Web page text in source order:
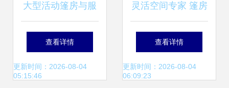
大型活动篷房与服
装会展篷房 广州篷
房租赁与玉林篷房
查看详情
更新时间：2026-08-04
05:15:46
灵活空间专家 篷房
出租与出售指南
查看详情
更新时间：2026-08-04
06:09:23